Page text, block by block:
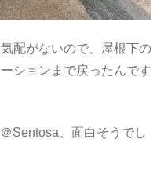
配がないので、屋根下の
ションまで戻ったんです
Sentosa、面白そうでし